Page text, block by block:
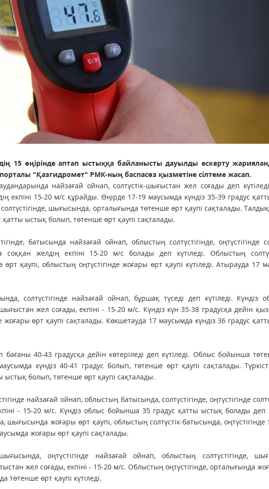
15 өңірінде аптап ыстыққа байланысты дауылды ескерту
"Қазгидромет" РМК-ның баспасөз қызметіне сілтеме жасап.
найзағай ойнап, солтүстік-шығыстан жел соғады деп
екпіні 15-20 м/с құрайды. Өңірде 17-19 маусымда күндіз 35-39 градус
шығысында, орталығында төтенше өрт қаупі сақталады.
қатты ыстық болып, төтенше өрт қаупі сақталады.
батысында найзағай ойнап, облыстың солтүстігінде, оңтүстігінде
соққан желдің екпіні 15-20 м/с болады деп күтіледі. Облыстың
қаупі, облыстың оңтүстігінде жоғары өрт қаупі күтіледі. Атырауда 17
солтүстігінде найзағай ойнап, бұршақ түседі деп күтіледі. Күндіз
шығыстан жел соғады, екпіні - 15-20 м/с. Күндіз күн 35-38 градусқа дейін
жоғары өрт қаупі сақталады. Көкшетауда 17 маусымда күндіз 36 градус
бағаны 40-43 градусқа дейін көтеріледі деп күтіледі. Облыс бойынша
күндіз 40-41 градус болып, төтенше өрт қаупі сақталады.
ыстық болып, төтенше өрт қаупі сақталады.
найзағай ойнап, облыстың батысында, солтүстігінде, оңтүстігінде
- 15-20 м/с. Күндіз облыс бойынша 35 градус қатты ыстық болады деп
шығысында жоғары өрт қаупі, облыстың солтүстік-батысында,
жоғары өрт қаупі сақталады.
оңтүстігінде найзағай ойнап, облыстың солтүстігінде,
жел соғады, екпіні - 15-20 м/с. Облыстың оңтүстігінде, орталығында
төтенше өрт қаупі күтіледі.